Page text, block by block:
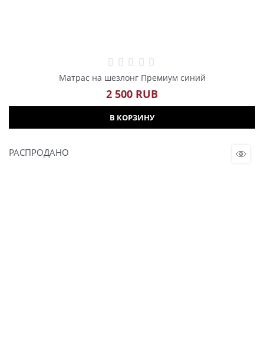
Матрас на шезлонг Премиум синий
2 500 RUB
В КОРЗИНУ
РАСПРОДАНО